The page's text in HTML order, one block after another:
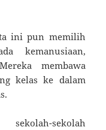
ini pun memilih
kemanusiaan,
membawa
kelas ke dalam
sekolah